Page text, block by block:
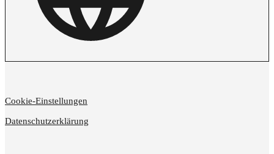
Cookie-Einstellungen
Datenschutzerklärung